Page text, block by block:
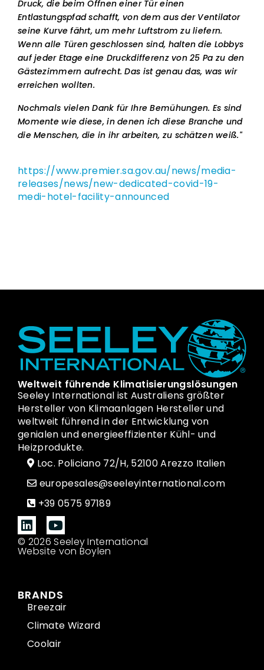
Druck, die beim Öffnen einer Tür einen
Entlastungspfad schafft, von dem aus der Ventilator
seine Kurve fährt, um mehr Luftstrom zu liefern.
Wenn alle Türen geschlossen sind, halten die Lobbys
auf jeder Etage eine Druckdifferenz von 25 Pa zu den
Gästezimmern aufrecht. Das ist genau das, was wir
erreichen wollten.
Nochmals vielen Dank für Ihre Bemühungen. Es sind
Momente wie diese, in denen ich diese Branche und
die Menschen, die in ihr arbeiten, zu schätzen weiß."
https://www.premier.sa.gov.au/news/media-
releases/news/new-dedicated-covid-19-
medi-hotel-facility-announced
Weltweit führende Klimatisierungslösungen
Seeley International ist Australiens größter
Hersteller von Klimaanlagen Hersteller und
weltweit führend in der Entwicklung von
genialen und energieeffizienter Kühl- und
Heizprodukte.
Loc. Policiano 72/H, 52100 Arezzo Italien
europesales@seeleyinternational.com
+39 0575 97189
© 2026 Seeley International
Website von Boylen
BRANDS
Breezair
Climate Wizard
Coolair